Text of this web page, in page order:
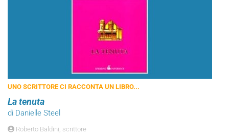
UNO SCRITTORE CI RACCONTA UN LIBRO...
La tenuta
di Danielle Steel
Roberto Baldini, scrittore